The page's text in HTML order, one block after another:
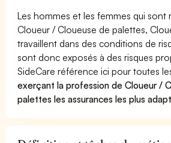
Les hommes et les femmes qui sont
Cloueur / Cloueuse de palettes,
travaillent dans des conditions de
sont donc exposés à des risques
SideCare référence ici pour toutes
exerçant la profession de Cloueur /
palettes les assurances les plus